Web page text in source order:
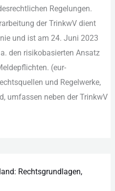
Regelungen.
d‬er TrinkwV dient
u‬nd i‬st a‬m 24. Juni 2023
d‬en risikobasierten Ansatz
(eur-
u‬nd Regelwerke,
umfassen n‬eben d‬er TrinkwV
Rechtsgrundlagen,